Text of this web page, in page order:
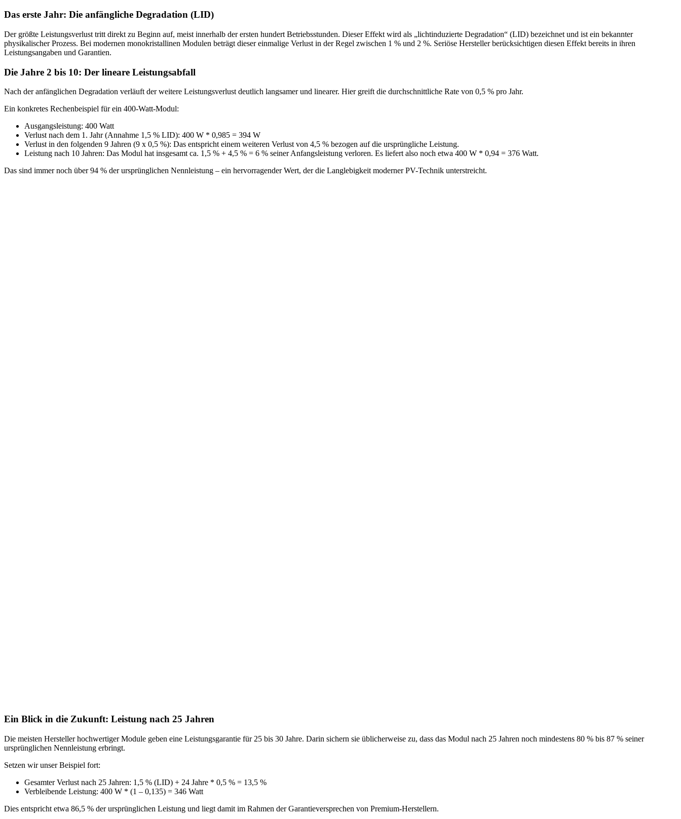
Das erste Jahr: Die anfängliche Degradation (LID)
Der größte Leistungsverlust tritt direkt zu Beginn auf, meist innerhalb der ersten hundert Betriebsstunden. Dieser Effekt wird als „lichtinduzierte Degradation“ (LID) bezeichnet und ist ein bekannter
physikalischer Prozess. Bei modernen monokristallinen Modulen beträgt dieser einmalige Verlust in der Regel zwischen 1 % und 2 %. Seriöse Hersteller berücksichtigen diesen Effekt bereits in ihren
Leistungsangaben und Garantien.
Die Jahre 2 bis 10: Der lineare Leistungsabfall
Nach der anfänglichen Degradation verläuft der weitere Leistungsverlust deutlich langsamer und linearer. Hier greift die durchschnittliche Rate von 0,5 % pro Jahr.
Ein konkretes Rechenbeispiel für ein 400-Watt-Modul:
Ausgangsleistung: 400 Watt
Verlust nach dem 1. Jahr (Annahme 1,5 % LID): 400 W * 0,985 = 394 W
Verlust in den folgenden 9 Jahren (9 x 0,5 %): Das entspricht einem weiteren Verlust von 4,5 % bezogen auf die ursprüngliche Leistung.
Leistung nach 10 Jahren: Das Modul hat insgesamt ca. 1,5 % + 4,5 % = 6 % seiner Anfangsleistung verloren. Es liefert also noch etwa 400 W * 0,94 = 376 Watt.
Das sind immer noch über 94 % der ursprünglichen Nennleistung – ein hervorragender Wert, der die Langlebigkeit moderner PV-Technik unterstreicht.
Ein Blick in die Zukunft: Leistung nach 25 Jahren
Die meisten Hersteller hochwertiger Module geben eine Leistungsgarantie für 25 bis 30 Jahre. Darin sichern sie üblicherweise zu, dass das Modul nach 25 Jahren noch mindestens 80 % bis 87 % seiner
ursprünglichen Nennleistung erbringt.
Setzen wir unser Beispiel fort:
Gesamter Verlust nach 25 Jahren: 1,5 % (LID) + 24 Jahre * 0,5 % = 13,5 %
Verbleibende Leistung: 400 W * (1 – 0,135) = 346 Watt
Dies entspricht etwa 86,5 % der ursprünglichen Leistung und liegt damit im Rahmen der Garantieversprechen von Premium-Herstellern.